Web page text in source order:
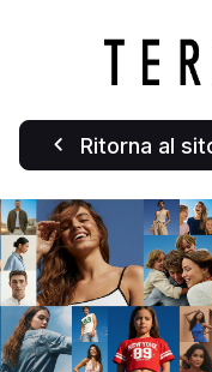
Ritorna al